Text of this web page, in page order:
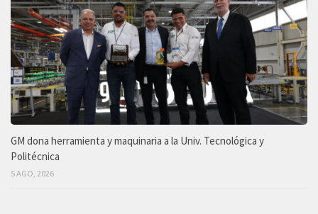
GM dona herramienta y maquinaria a la Univ. Tecnológica y
Politécnica
5 AGO, 2026